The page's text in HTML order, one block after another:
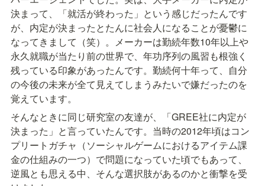
決まって、「就活が終わった」という感じだったんです
が、内定が決まったとたんに社会人になることが憂鬱に
なってきまして（笑）。メーカーは勤続年数10年以上や
永久就職が当たり前の世界で、年功序列の風習も根強く
残っている印象があったんです。勤続何十年って、自分
の今後の未来が全て見えてしまうみたいで嫌だったのを
覚えています。
そんなときに同じ研究室の友達が、「GREE社に内定が
決まった」と言っていたんです。当時の2012年頃はコン
プリートガチャ（ソーシャルゲームにおけるアイテム課
金の仕組みの一つ）で問題になっていた頃でもあって、
逆風とも思える中、そんな選択肢があるのかと衝撃を受